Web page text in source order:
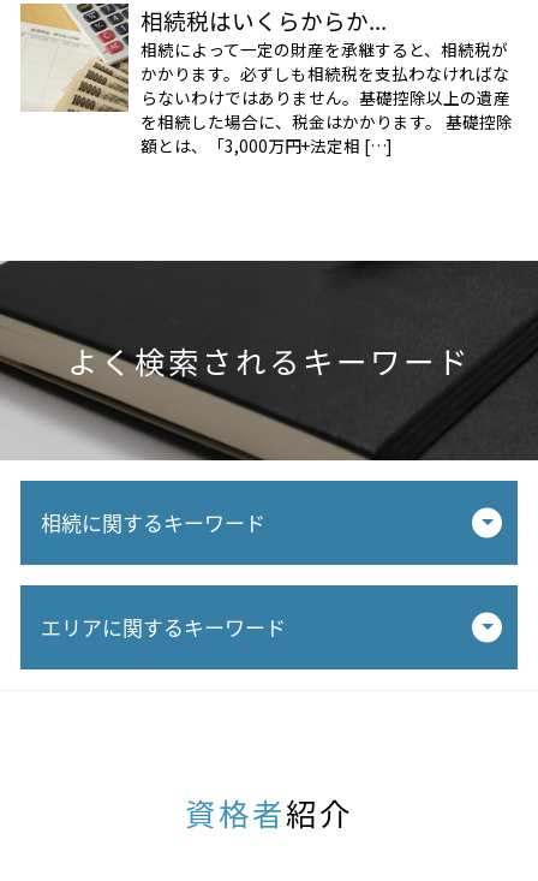
相続税はいくらからか...
相続によって一定の財産を承継すると、相続税が
かかります。必ずしも相続税を支払わなければな
らないわけではありません。基礎控除以上の遺産
を相続した場合に、税金はかかります。 基礎控除
額とは、「3,000万円+法定相 […]
よく検索されるキーワード
相続に関するキーワード
未成年者控除 相続税
追徴課税とは
エリアに関するキーワード
相続税対策 税理士 相談 岐阜市
相続税申告 税理士 相談 春日井市
資格者紹介